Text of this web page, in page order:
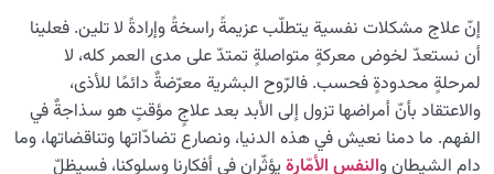
إنّ علاج مشكلات نفسية يتطلّب عزيمةً راسخةً وإرادةً لا تلين. فعلينا
أن نستعدّ لخوض معركةٍ متواصلةٍ تمتدّ على مدى العمر كله، لا
لمرحلةٍ محدودةٍ فحسب. فالرّوح البشرية معرّضةٌ دائمًا للأذى،
والاعتقاد بأنّ أمراضها تزول إلى الأبد بعد علاجٍ مؤقتٍ هو سذاجةٌ في
الفهم. ما دمنا نعيش في هذه الدنيا، ونصارع تضادّاتها وتناقضاتها، وما
دام الشيطان والنفس الأمّارةيؤثّران في أفكارنا وسلوكنا، فسيظلّ